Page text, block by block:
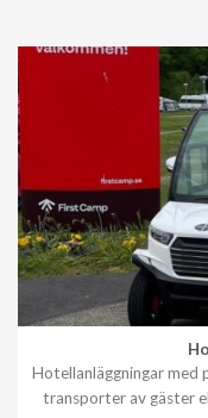
Hotellanläggningar med
transporter av gäster